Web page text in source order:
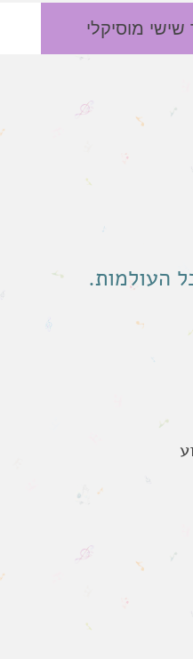
שישי מוסיקלי
העולמות.